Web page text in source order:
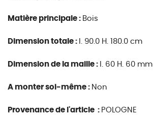
Matière principale : Bois
Dimension totale : l. 90.0 H. 180.0 cm
Dimension de la maille : l. 60 H. 60 mm
A monter soi-même : Non
Provenance de l'article : POLOGNE